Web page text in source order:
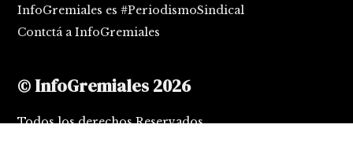
InfoGremiales es #PeriodismoSindical
Contctá a InfoGremiales
© InfoGremiales 2026
Todos los derechos Reservados